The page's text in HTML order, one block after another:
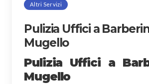
Altri Servizi
Pulizia Uffici a
Mugello
Pulizia Uffici a
Mugello